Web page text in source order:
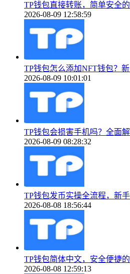
TP钱包直接转账，简单安全
2026-08-09 12:58:59
TP钱包怎么添加NFT钱包？
2026-08-09 10:01:01
TP钱包会损害手机吗？全面
2026-08-09 08:28:32
TP钱包发币实操全流程，新
2026-08-08 18:56:44
TP钱包简体中文，安全便捷
2026-08-08 12:59:13